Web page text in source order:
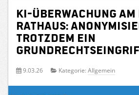
KI-Überwachung am
Rathaus:
Trotzdem ein
9.03.26 Kategorie: Allgemein